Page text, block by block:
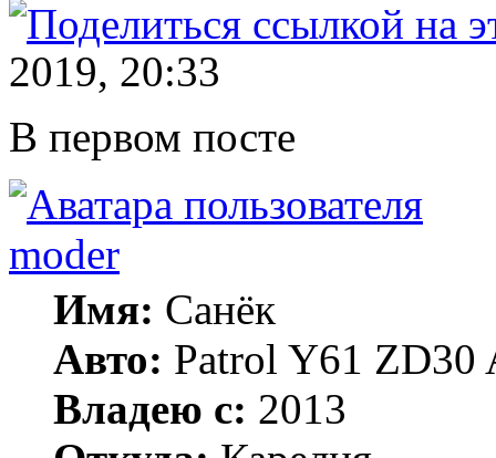
2019, 20:33
В первом посте
moder
Имя: Санёк
Авто: Patrol Y61 ZD30
Владею с: 2013